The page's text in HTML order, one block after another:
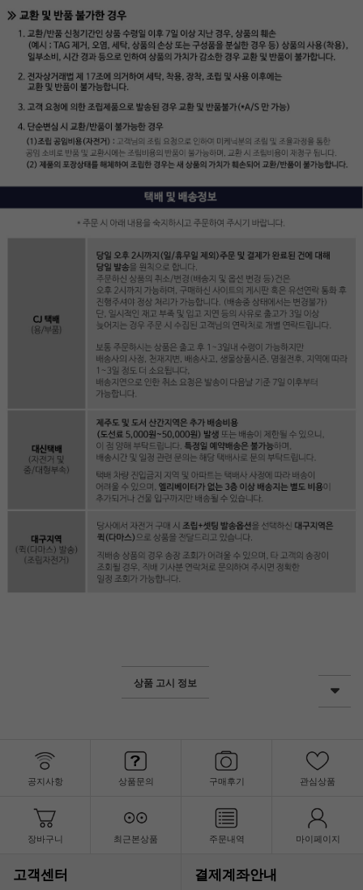
상품 고시 정보
공지사항 상품문의 구매후기 관심상품
장바구니 최근본상품 주문내역 마이페이지
고객센터 결제계좌안내